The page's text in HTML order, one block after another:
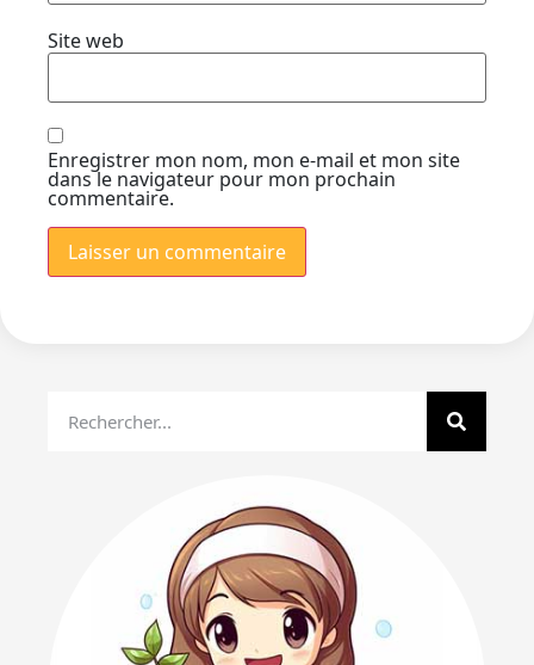
Site web
Enregistrer mon nom, mon e-mail et mon site
dans le navigateur pour mon prochain
commentaire.